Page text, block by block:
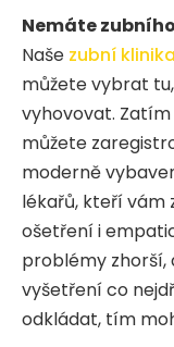
Nemáte
Naše zubní
můžete vybrat
vyhovovat.
můžete
moderně
lékařů, kteří vám
ošetření i
problémy zhorší,
vyšetření co
odkládat, tím